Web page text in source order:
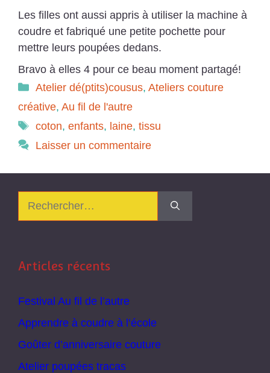
Les filles ont aussi appris à utiliser la machine à
coudre et fabriqué une petite pochette pour
mettre leurs poupées dedans.
Bravo à elles 4 pour ce beau moment partagé!
Catégories
Atelier dé(ptits)cousus, Ateliers couture
créative, Au fil de l'autre
Étiquettes
coton, enfants, laine, tissu
Laisser un commentaire
Rechercher :
Articles récents
Festival Au fil de l’autre
Apprendre à coudre à l’école
Goûter d’anniversaire couture
Atelier poupées tracas